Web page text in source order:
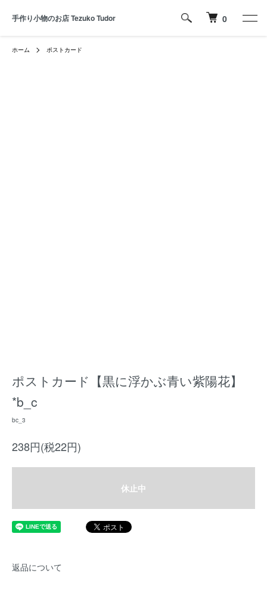
手作り小物のお店 Tezuko Tudor 0
ホーム ポストカード
ポストカード【黒に浮かぶ青い紫陽花】
*b_c
bc_3
238円(税22円)
休止中
返品について